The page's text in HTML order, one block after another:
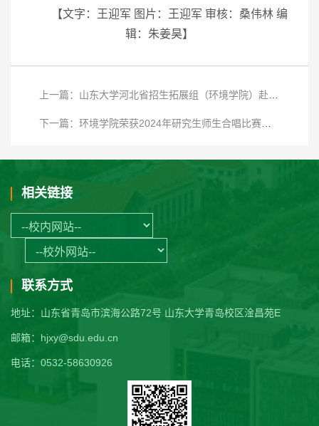
【文字：王迎军 图片：王迎军 审核：桑伟林 编
辑：朱姜昊】
相关链接
联系方式
地址：山东省青岛市滨海公路72号 山东大学青岛校区淦昌苑E
邮箱：hjxy@sdu.edu.cn
电话：0532-58630926